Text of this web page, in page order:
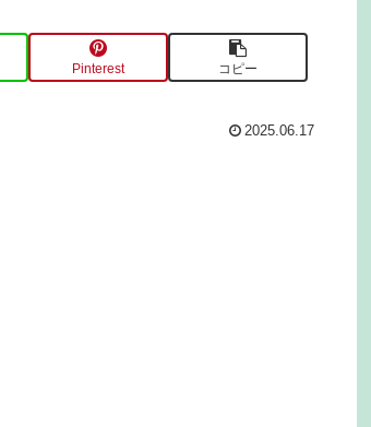
Pinterest コピー
2025.06.17